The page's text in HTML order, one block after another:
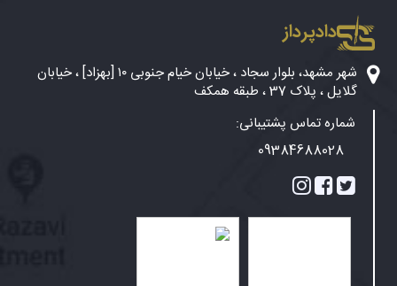
دادپرداز
شهر مشهد، بلوار سجاد ، خیابان خیام جنوبی ۱۰ [بهزاد] ، خیابان
گلایل ، پلاک 37 ، طبقه همکف
شماره تماس پشتیبانی:
09384688028